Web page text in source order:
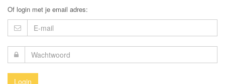
Of login met je email adres: